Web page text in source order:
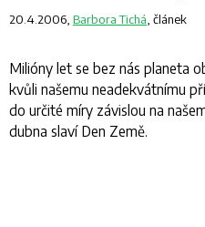
20.4.2006, Barbora Tichá článek
Milióny let se bez nás planeta
kvůli našemu neadekvátnímu
do určité míry závislou na
dubna slaví Den Země.